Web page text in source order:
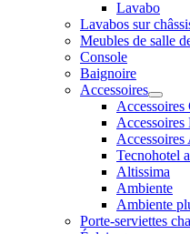
Lavabo
Lavabos sur
Meubles de salle
Console
Baignoire
Accessoires
Accessoires
Accessoires
Accessoires
Tecnohotel
Altissima
Ambiente
Ambiente
Porte-serviettes